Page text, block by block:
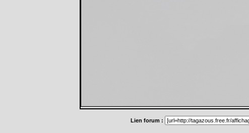
Lien forum :